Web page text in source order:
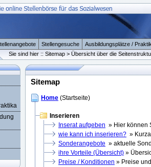
Stellengesuche
Ausbildungsplätze /
Sie sind hier :: Sitemap > Übersicht über die
Sitemap
Home (Startseite)
Inserieren
Inserat aufgeben » Hier können
wie kann ich inserieren? »
Sonderangebote » aktuelle
ihre Vorteile (Übersicht) »
Preise / Konditionen » Preise